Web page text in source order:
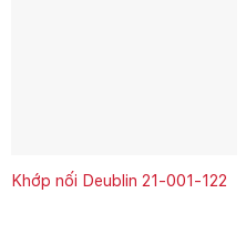
Khớp nối Deublin 21-001-122